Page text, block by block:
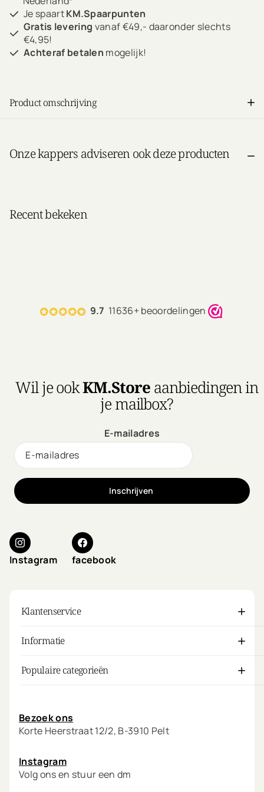
Je spaartKM.Spaarpunten
Gratis levering vanaf €49,- daaronder slechts
€4,95!
Achteraf betalen mogelijk!
Product omschrijving
Onze kappers adviseren ook deze producten
Recent bekeken
9.7 11636+ beoordelingen
Wil je ookKM.Storeaanbiedingen in
je mailbox?
E-mailadres
Inschrijven
Instagram facebook
Klantenservice
Informatie
Populaire categorieën
Bezoek ons
Korte Heerstraat 12/2, B-3910 Pelt
Instagram
Volg ons en stuur een dm